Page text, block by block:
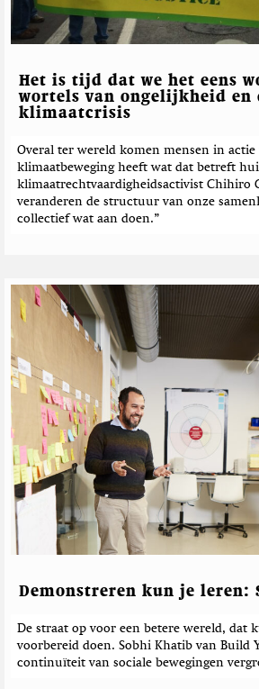
i
t
r
z
i
e
Het is tijd dat we het eens
wortels van ongelijkheid en
klimaatcrisis
Overal ter wereld komen mensen in actie
klimaatbeweging heeft wat dat betreft
klimaatrechtvaardigheidsactivist Chihiro
veranderen de structuur van onze
collectief wat aan doen.”
Demonstreren kun je leren:
De straat op voor een betere wereld, dat
voorbereid doen. Sobhi Khatib van Build
continuïteit van sociale bewegingen